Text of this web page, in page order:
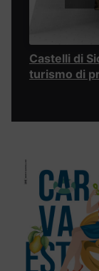
Castelli di
turismo di